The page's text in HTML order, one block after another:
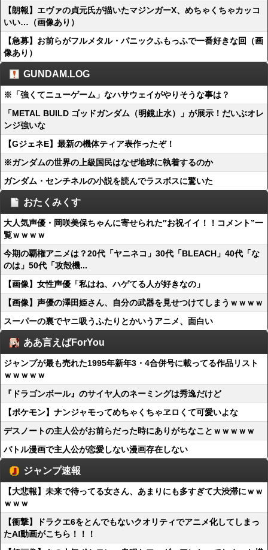
【朗報】エヴァの貞元氏が描いたマジンガーX、めちゃくちゃカッコ
いい…（画像あり）
【急募】お前らがフルメタル・パニックふもっふで一番好きな回（画
像あり）
GUNDAM.LOG
※「強くてニューゲーム」なハサウェイがやりそうな事は？
「METAL BUILD ゴッドガンダム（明鏡止水）」が展示！だいぶオレ
ンジ強いな
【GジェネE】最新の機体ティア表作ったぞ！
※ガンダムの世界の上級国民はなぜ地球に執着するのか
ガンダム・センチネルの小説を読んでラスボスに驚いた
おたくみくす
大人気声優・岡咲美保ちゃんに寄せられた″お祝イイ！！コメント”一
覧ｗｗｗｗ
今期の覇権アニメは？20代「ヤニネコ」30代「BLEACH」40代「な
のは」50代「攻殻機...
【画像】女性声優「私はね、ハゲてる人が好きなの」
【画像】声優の澤田姫さん、自分の武器を見せつけてしまうｗｗｗｗ
スーパーの裏でヤニ吸うふたりとかいうアニメ、面白い
ああ言えばForYou
ジャンプが最も売れた1995年新年3・4合併号に載ってる作品リスト
ｗｗｗｗｗ
『ドラゴンボール』のサイヤ人のネーミングは秀逸だけど
【ポケモン】ナンジャモってめちゃくちゃヱロくて可愛いよな
デスノートの主人公がお前らだった時にありがちなことｗｗｗｗｗ
バトル漫画で主人公が恋愛しない漫画存在しない
ジャンプ速報
【大悲報】未来で待ってる女さん、あまりにも多すぎて大渋滞にｗｗ
ｗｗｗ
【衝撃】ドラクエ6をとんでもないクオリティでアニメ化してしまっ
たAI動画がこちら！！！